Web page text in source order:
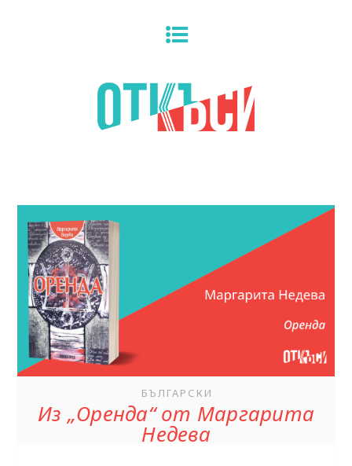
БЪЛГАРСКИ
Из „Оренда“ от Маргарита
Недева